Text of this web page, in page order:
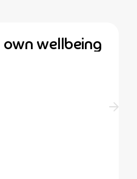
wellbeing